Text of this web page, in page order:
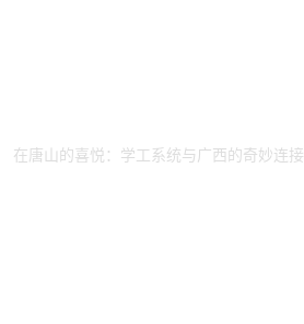
在唐山的喜悦：学工系统与广西的奇妙连接